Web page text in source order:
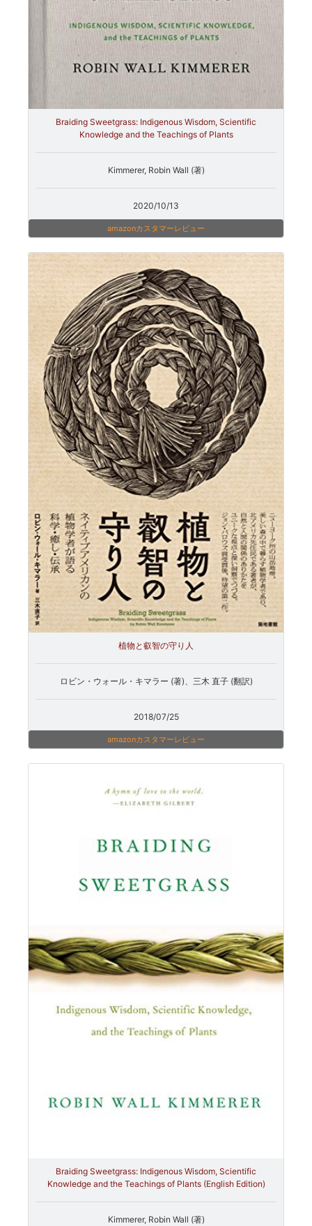
Braiding Sweetgrass: Indigenous Wisdom, Scientific
Knowledge and the Teachings of Plants
Kimmerer, Robin Wall (著)
2020/10/13
amazonカスタマーレビュー
植物と叡智の守り人
ロビン・ウォール・キマラー (著)、三木 直子 (翻訳)
2018/07/25
amazonカスタマーレビュー
Braiding Sweetgrass: Indigenous Wisdom, Scientific
Knowledge and the Teachings of Plants (English Edition)
Kimmerer, Robin Wall (著)